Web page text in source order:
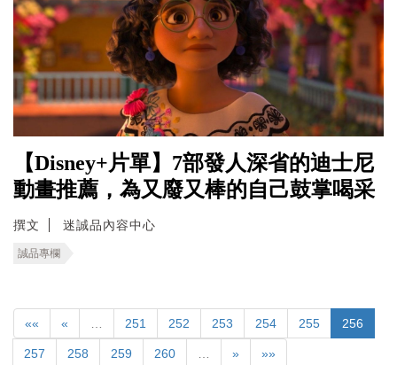
【Disney+片單】7部發人深省的迪士尼
動畫推薦，為又廢又棒的自己鼓掌喝采
撰文 迷誠品內容中心
誠品專欄
«« « 251 252 253 254 255 256
257 258 259 260 » »»